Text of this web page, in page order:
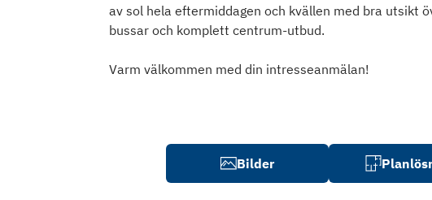
av sol hela eftermiddagen och kvällen med bra utsikt
bussar och komplett centrum-utbud.
Varm välkommen med din intresseanmälan!
Bilder